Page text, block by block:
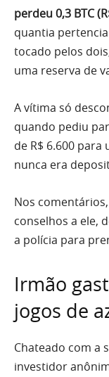
perdeu 0,3 BTC
quantia
tocado pelos
uma reserva de
A vítima só
quando pediu
de R$ 6.600
nunca era
Nos
conselhos a ele,
a polícia para
Irmão
jogos de
Chateado com a
investidor